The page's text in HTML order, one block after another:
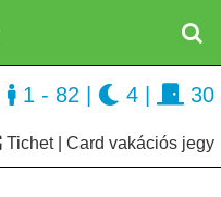
Tichet | Card vakációs jegy
1 - 82 4 30